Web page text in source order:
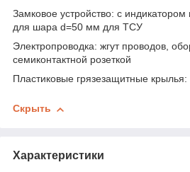
Замковое устройство: с
для шара d=50 мм для ТСУ
Электропроводка: жгут проводов,
семиконтактной розеткой
Пластиковые грязезащитные крылья:
Скрыть
Характеристики